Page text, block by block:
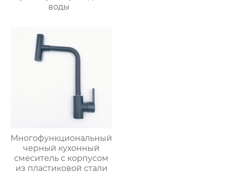
воды
Многофункциональный
черный кухонный
смеситель с корпусом
из пластиковой стали